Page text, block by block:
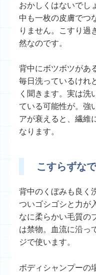
おかしくはないでし
中も一枚の皮膚でつ
りません。こすり過
然なのです。
背中にボツボツがあ
毎日洗っているけれ
く聞きます。実は洗
ている可能性が。強
アが衰えると、繊維
なります。
こすらずな
背中のくぼみも良く
ついゴシゴシと力が
なに柔らかい毛質の
は禁物。血流に沿っ
ジで使います。
ボディシャンプーの